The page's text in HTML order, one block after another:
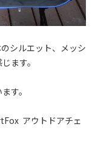
シルエット、メッシ
ます。
す。
アウトドアチェ